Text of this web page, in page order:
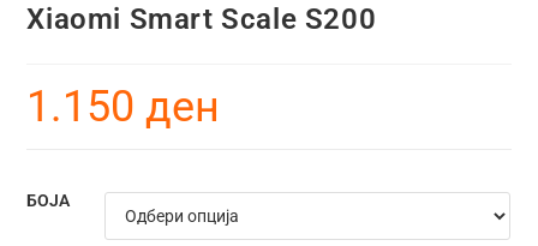
Xiaomi Smart Scale S200
1.150ден
БОЈА